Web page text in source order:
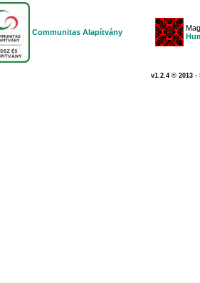
Communitas Alapítvány
v1.2.4 © 2013